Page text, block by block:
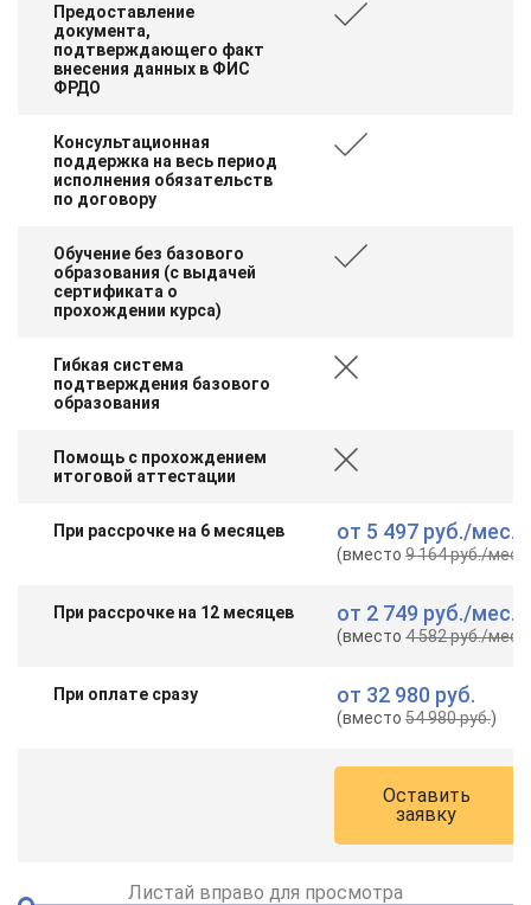
Предоставление
документа,
подтверждающего факт
внесения данных в ФИС
ФРДО
Консультационная
поддержка на весь период
исполнения обязательств
по договору
Обучение без базового
образования (с выдачей
сертификата о
прохождении курса)
Гибкая система
подтверждения базового
образования
Помощь с прохождением
итоговой аттестации
При рассрочке на 6 месяцев от 5 497 руб./мес.
(вместо9 164 руб./мес.
При рассрочке на 12 месяцев от 2 749 руб./мес.
(вместо4 582 руб./мес.
При оплате сразу от 32 980 руб.
(вместо54 980 руб.)
Оставить
заявку
Листай вправо для просмотра